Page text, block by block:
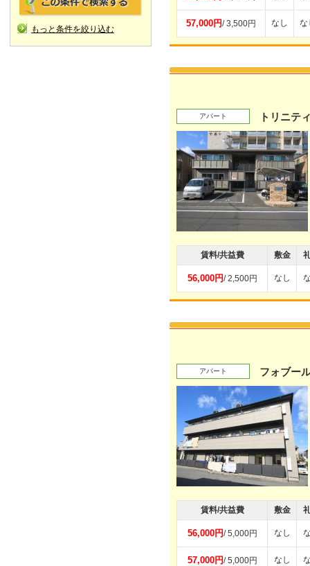
もっと条件を絞り込む
57,000円/ 3,500円 なし な
アパート トリニテ
賃料/共益費 敷金
56,000円/ 2,500円 なし
アパート フォブー
賃料/共益費 敷金
56,000円/ 5,000円 なし
57,000円/ 5,000円 なし